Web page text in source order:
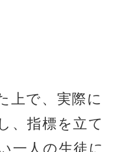
上で、実際に
、指標を立て
一人の生徒に